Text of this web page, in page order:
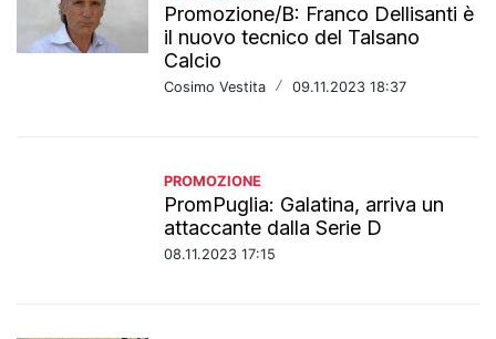
Promozione/B: Franco Dellisanti è
il nuovo tecnico del Talsano
Calcio
Cosimo Vestita / 09.11.2023 18:37
PROMOZIONE
PromPuglia: Galatina, arriva un
attaccante dalla Serie D
08.11.2023 17:15